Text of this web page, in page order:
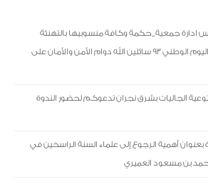
ادارة جمعية_حكمة وكافة منسوبيها بالتهنئة
لقيادتنا الرشيدة بمناسبة اليوم الوطني 93 سائلين الله دوام الأمن والأمان على
الجاليات بشرق نجران تدعوكم لحضور الندوة
أهمية الرجوع إلى علماء السنة الراسخين في
بن مسعود العميري